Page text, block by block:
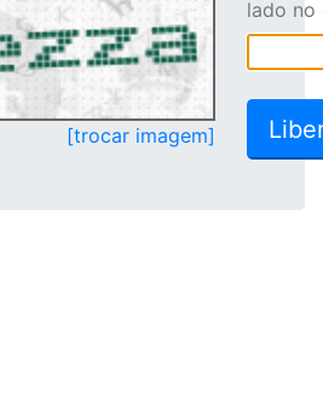
[trocar imagem]
lado no